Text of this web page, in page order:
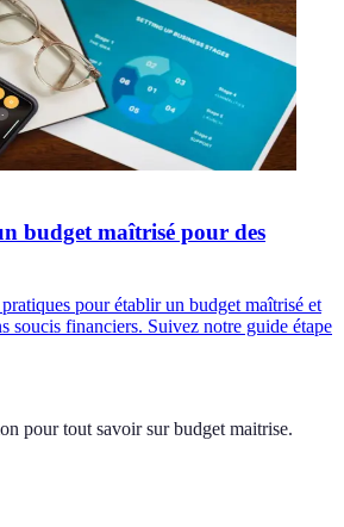
budget maîtrisé pour des
pour établir un budget maîtrisé et
soucis financiers. Suivez notre guide étape
pour tout savoir sur budget maitrise.